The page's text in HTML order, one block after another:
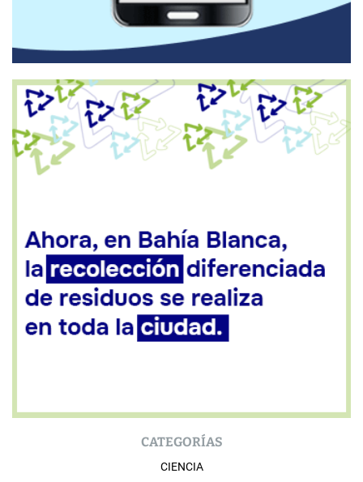
CATEGORÍAS
CIENCIA